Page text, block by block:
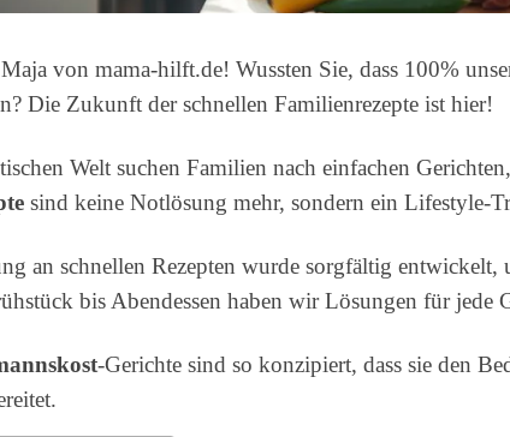
von mama-hilft.de! Wussten Sie, dass 100%
Die Zukunft der schnellen Familienrezepte ist hier!
Welt suchen Familien nach einfachen
sind keine Notlösung mehr, sondern ein Lifestyle-
an schnellen Rezepten wurde sorgfältig
bis Abendessen haben wir Lösungen für jede
-Gerichte sind so konzipiert, dass sie den